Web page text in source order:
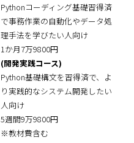
Pythonコーディング基礎習得済
で事務作業の自動化やデータ処
理手法を学びたい人向け
1か月7万9800円
(開発実践コース)
Python基礎構文を習得済で、よ
り実践的なシステム開発したい
人向け
5週間9万9800円
※教材費含む